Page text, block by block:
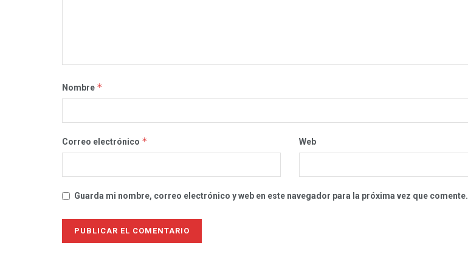
Nombre *
Correo electrónico * Web
Guarda mi nombre, correo electrónico y web en este navegador para la próxima vez que comente.